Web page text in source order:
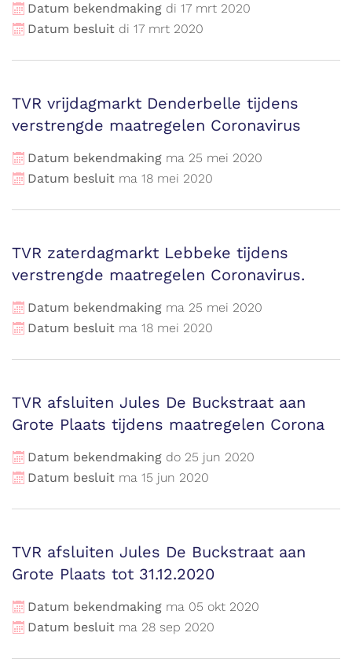
Datum bekendmaking di 17 mrt 2020
Datum besluit di 17 mrt 2020
TVR vrijdagmarkt Denderbelle tijdens
verstrengde maatregelen Coronavirus
Datum bekendmaking ma 25 mei 2020
Datum besluit ma 18 mei 2020
TVR zaterdagmarkt Lebbeke tijdens
verstrengde maatregelen Coronavirus.
Datum bekendmaking ma 25 mei 2020
Datum besluit ma 18 mei 2020
TVR afsluiten Jules De Buckstraat aan
Grote Plaats tijdens maatregelen Corona
Datum bekendmaking do 25 jun 2020
Datum besluit ma 15 jun 2020
TVR afsluiten Jules De Buckstraat aan
Grote Plaats tot 31.12.2020
Datum bekendmaking ma 05 okt 2020
Datum besluit ma 28 sep 2020